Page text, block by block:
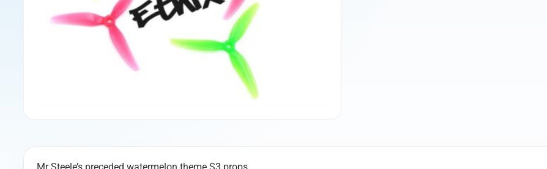
Mr Steele’s preceded watermelon theme S3 props